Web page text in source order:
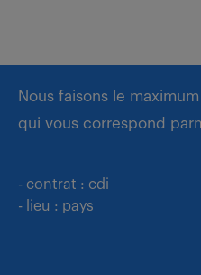
Nous faisons le
qui vous correspond
- contrat : cdi
- lieu : pays